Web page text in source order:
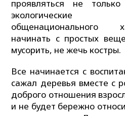
проявляться не
экологические
общенационального
начинать с простых
мусорить, не жечь костры.
Все начинается с
сажал деревья вместе с
доброго отношения
и не будет бережно